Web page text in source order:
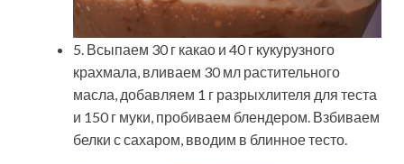
5. Всыпаем 30 г какао и 40 г кукурузного
крахмала, вливаем 30 мл растительного
масла, добавляем 1 г разрыхлителя для теста
и 150 г муки, пробиваем блендером. Взбиваем
белки с сахаром, вводим в блинное тесто.